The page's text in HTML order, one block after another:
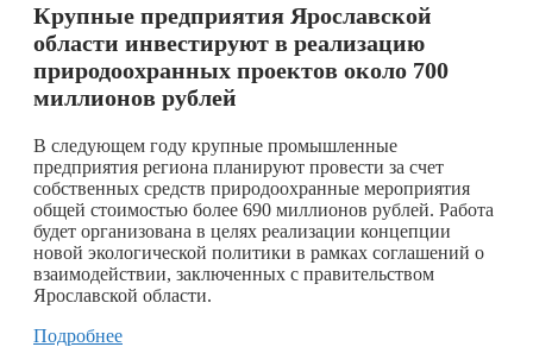
Крупные предприятия Ярославской
области инвестируют в реализацию
природоохранных проектов около 700
миллионов рублей
​В следующем году крупные промышленные
предприятия региона планируют провести за счет
собственных средств природоохранные мероприятия
общей стоимостью более 690 миллионов рублей. Работа
будет организована в целях реализации концепции
новой экологической политики в рамках соглашений о
взаимодействии, заключенных с правительством
Ярославской области.
Подробнее